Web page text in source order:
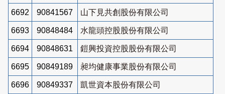
6692 90841567 山下見共創股份有限公司
6693 90848484 水龍頭控股股份有限公司
6694 90848631 鎧興投資控股股份有限公司
6695 90849189 昶均健康事業股份有限公司
6696 90849337 凱世資本股份有限公司